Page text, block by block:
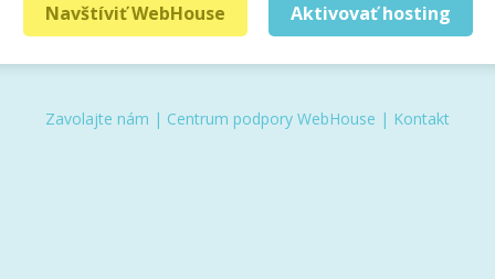
Navštíviť WebHouse Aktivovať hosting
Zavolajte nám | Centrum podpory WebHouse | Kontakt